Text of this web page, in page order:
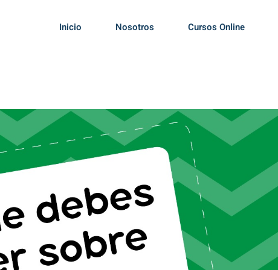
Inicio Nosotros Cursos Online